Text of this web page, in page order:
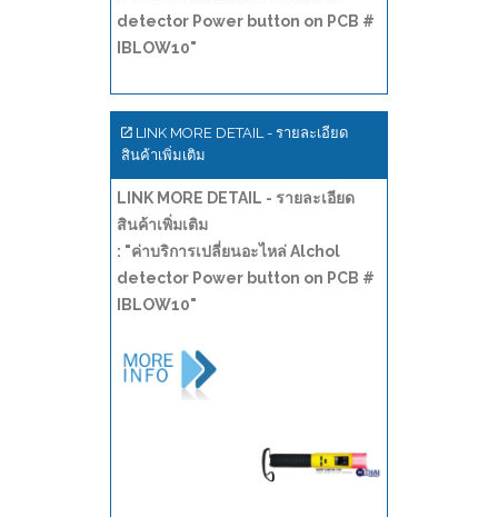
detector Power button on PCB #
IBLOW10"
LINK MORE DETAIL - รายละเอียด
สินค้าเพิ่มเติม
LINK MORE DETAIL - รายละเอียด
สินค้าเพิ่มเติม
: "ค่าบริการเปลี่ยนอะไหล่ Alchol
detector Power button on PCB #
IBLOW10"